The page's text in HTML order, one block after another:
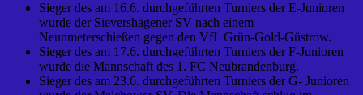
Sieger des am 16.6. durchgeführten Turniers der E-Junioren
wurde der Sievershägener SV nach einem
Neunmeterschießen gegen den VfL Grün-Gold-Güstrow.
Sieger des am 17.6. durchgeführten Turniers der F-Junioren
wurde die Mannschaft des 1. FC Neubrandenburg.
Sieger des am 23.6. durchgeführten Turniers der G- Junioren